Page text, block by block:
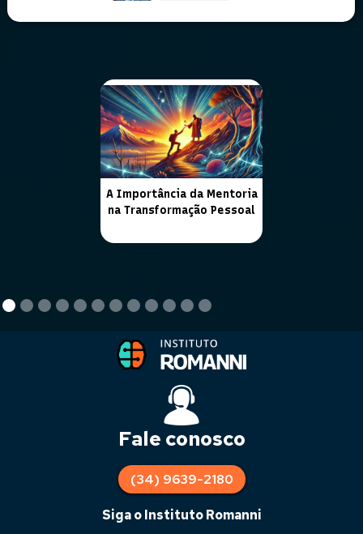
A Importância da Mentoria
na Transformação Pessoal
Fale conosco
(34) 9639-2180
Siga o Instituto Romanni